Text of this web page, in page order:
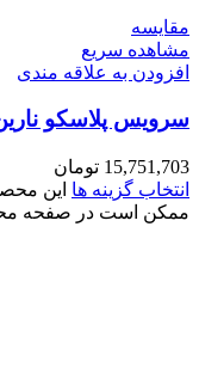
مقایسه
مشاهده سریع
افزودن به علاقه مندی
سرویس پلاسکو
15,751,703 تومان
انتخاب گزینه ها این
ممکن است در صفحه